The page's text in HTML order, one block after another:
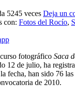
5245 veces Deja un
con: Fotos del Rocío,
fotográfico Saca
12 de julio, ha
fecha, han sido 76
de 2010.
años
actos principales que
tengo que
me alojo?